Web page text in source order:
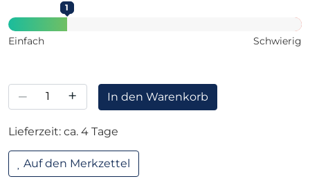
1
Einfach Schwierig
– + In den Warenkorb
Lieferzeit: ca. 4 Tage
Auf den Merkzettel